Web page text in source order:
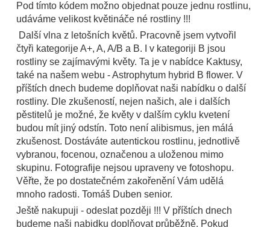
Pod tímto kódem možno objednat pouze jednu rostlinu,
udáváme velikost květináče né rostliny !!!
Další vlna z letošních květů. Pracovně jsem vytvořil
čtyři kategorije A+, A, A/B a B. I v kategoriji B jsou
rostliny se zajímavými květy. Ta je v nabídce Kaktusy,
také na našem webu - Astrophytum hybrid B flower. V
příštích dnech budeme doplňovat naši nabídku o další
rostliny. Dle zkušeností, nejen našich, ale i dalších
pěstitelů je možné, že květy v dalším cyklu kvetení
budou mít jiný odstín. Toto není alibismus, jen málá
zkušenost. Dostáváte autentickou rostlinu, jednotlivě
vybranou, focenou, označenou a uloženou mimo
skupinu. Fotografije nejsou upraveny ve fotoshopu.
Věřte, že po dostatečném zakořenění Vám udělá
mnoho radosti. Tomáš Duben senior.
Ještě nakupuji - odeslat později !!! V příštích dnech
budeme naši nabidku doplňovat průběžně. Pokud